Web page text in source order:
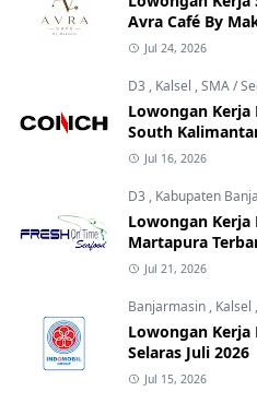
Avra Café By
Jul 24, 2026
D3 , Kalsel ,SMA /
Lowongan Kerja
South
Jul 16, 2026
D3 , Kabupaten
Lowongan Kerja
Martapura
Jul 21, 2026
Banjarmasin , Kalsel ,
Lowongan Kerja
Selaras Juli 2026
Jul 15, 2026